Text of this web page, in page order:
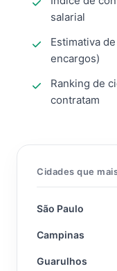
salarial
Estimativa de
encargos)
Ranking de
contratam
Cidades que
São Paulo
Campinas
Guarulhos